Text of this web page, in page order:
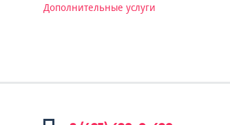
Дополнительные услуги